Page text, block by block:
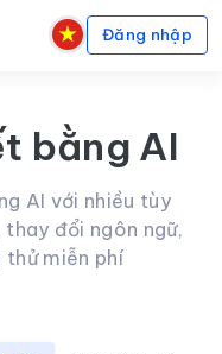
Đăng nhập
bằng AI
AI với nhiều tùy
thay đổi ngôn ngữ,
thử miễn phí